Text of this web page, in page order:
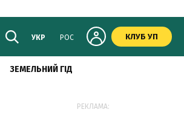
УКР РОС КЛУБ УП
ЗЕМЕЛЬНИЙ ГІД
РЕКЛАМА: